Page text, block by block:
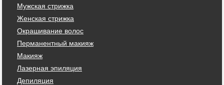
Мужская стрижка
Женская стрижка
Окрашивание волос
Перманентный макияж
Макияж
Лазерная эпиляция
Депиляция